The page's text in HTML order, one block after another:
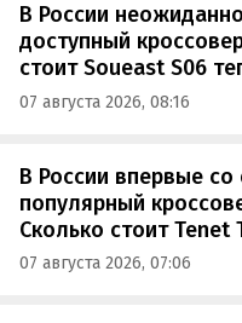
В России
доступный
стоит Soueast S06
07 августа 2026, 08:16
В России впервые
популярный
Сколько стоит Tenet
07 августа 2026, 07:06